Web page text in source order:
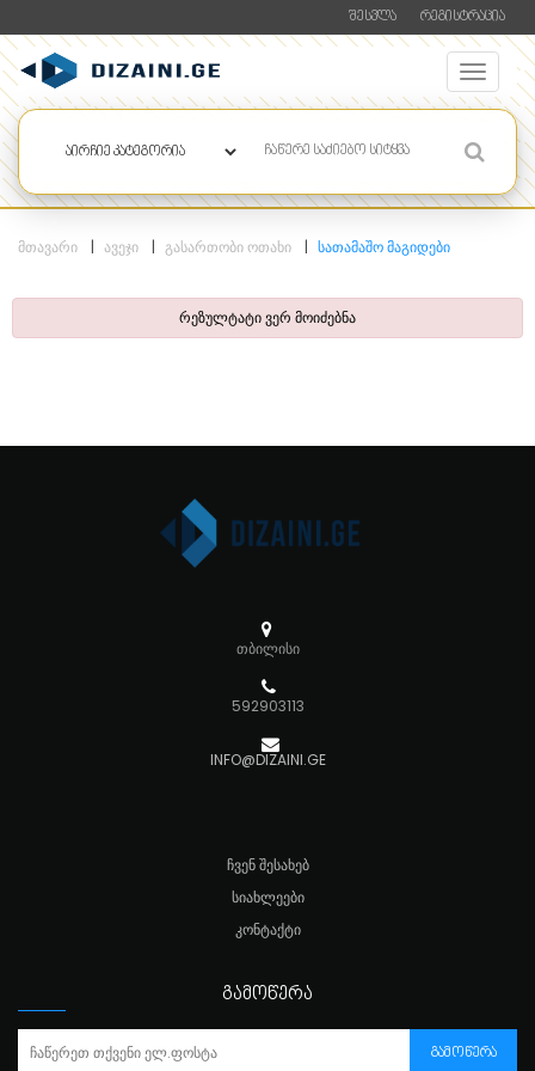
ᲨᲔᲡᲕᲚᲐ ᲠᲔᲒᲘᲡᲢᲠᲐᲪᲘᲐ
ᲛᲗᲐᲕᲐᲠᲘ ᲐᲕᲔᲯᲘ ᲒᲐᲡᲐᲠᲗᲝᲑᲘ ᲝᲗᲐᲮᲘ ᲡᲐᲗᲐᲛᲐᲨᲝ ᲛᲐᲒᲘᲓᲔᲑᲘ
რეზულტატი ვერ მოიძებნა
თბილისი
592903113
INFO@DIZAINI.GE
ᲩᲕᲔᲜ ᲨᲔᲡᲐᲮᲔᲑ
ᲡᲘᲐᲮᲚᲔᲔᲑᲘ
ᲙᲝᲜᲢᲐᲥᲢᲘ
ᲒᲐᲛᲝᲬᲔᲠᲐ
ᲒᲐᲛᲝᲬᲔᲠᲐ